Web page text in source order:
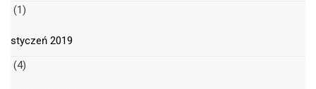
(1)
styczeń 2019
(4)